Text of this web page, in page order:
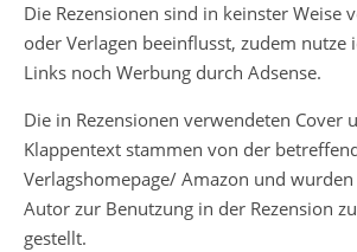
Die Rezensionen sind in keinster Weise
oder Verlagen beeinflusst, zudem nutze
Links noch Werbung durch Adsense.
Die in Rezensionen verwendeten Cover
Klappentext stammen von der
Verlagshomepage/ Amazon und
Autor zur Benutzung in der Rezension
gestellt.